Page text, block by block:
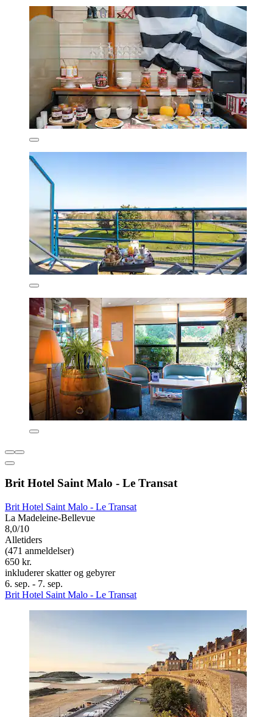
Brit Hotel Saint Malo - Le Transat
Brit Hotel Saint Malo - Le Transat
La Madeleine-Bellevue
8,0/10
Alletiders
(471 anmeldelser)
650 kr.
inkluderer skatter og gebyrer
6. sep. - 7. sep.
Brit Hotel Saint Malo - Le Transat